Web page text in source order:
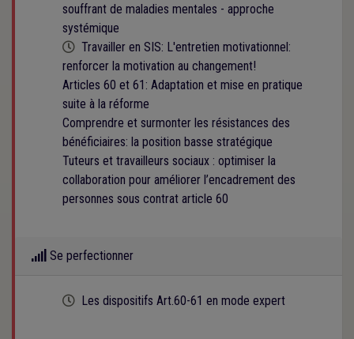
souffrant de maladies mentales - approche
systémique
Cette formation est programmée
Travailler en SIS: L'entretien motivationnel:
renforcer la motivation au changement!
Articles 60 et 61: Adaptation et mise en pratique
suite à la réforme
Comprendre et surmonter les résistances des
bénéficiaires: la position basse stratégique
Tuteurs et travailleurs sociaux : optimiser la
collaboration pour améliorer l’encadrement des
personnes sous contrat article 60
Se perfectionner
Cette formation est programmée
Les dispositifs Art.60-61 en mode expert